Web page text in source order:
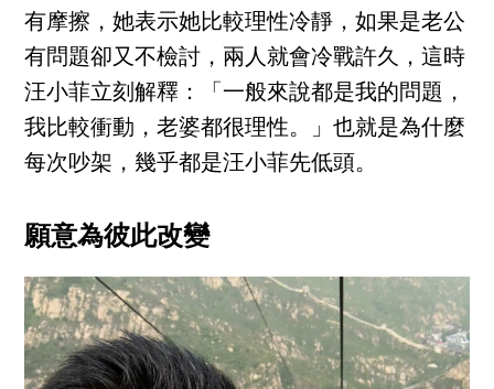
有摩擦，她表示她比較理性冷靜，如果是老公
有問題卻又不檢討，兩人就會冷戰許久，這時
汪小菲立刻解釋：「一般來說都是我的問題，
我比較衝動，老婆都很理性。」也就是為什麼
每次吵架，幾乎都是汪小菲先低頭。
願意為彼此改變